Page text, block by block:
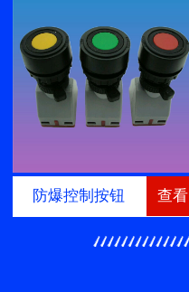
防爆控制按钮 查看